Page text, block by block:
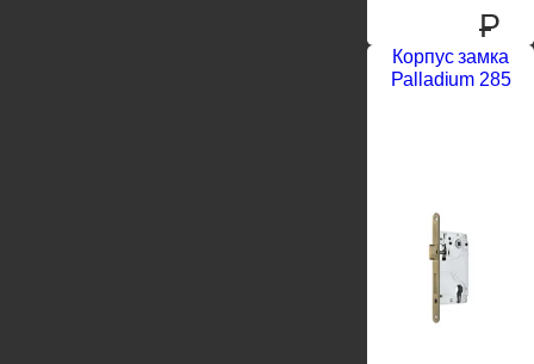
P
Корпус замка
Palladium 285